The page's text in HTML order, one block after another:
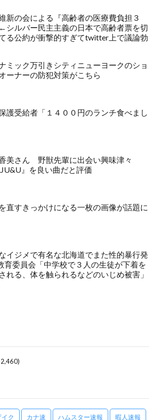
新の会による『高齢者の医療費負担３
シルバー民主主義の日本で高齢者票を切
る公約が衝撃的すぎてtwitter上で議論勃
ミック万引きシティニューヨークのショ
ーナーの防犯対策がこちら
護受給者「１４００円のランチ食べまし
美さん 野獣先輩に出会い興味津々
』を良い曲だと評価
直すきっかけになる一枚の画像が話題に
イジメで有名な北海道でまた性的暴行発
育委員会「中学校で３人の生徒が下着を
れる、体を触られるなどのいじめ被害」
ク カナ速 ハムスター速報 暇人速報